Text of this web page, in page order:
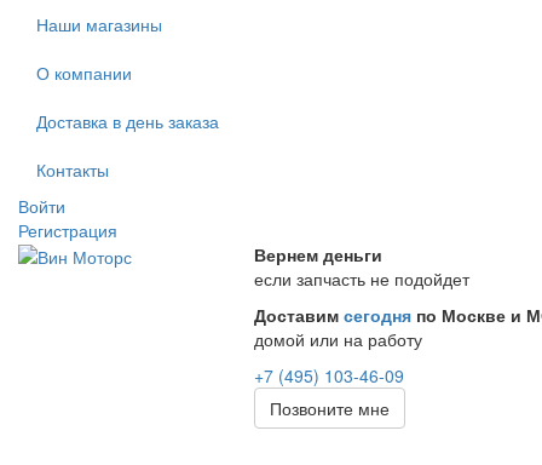
Наши магазины
О компании
Доставка в день заказа
Контакты
Войти
Регистрация
Вернем деньги
если запчасть не подойдет
Доставим сегодня по Москве и
домой или на работу
+7 (495) 103-46-09
Позвоните мне